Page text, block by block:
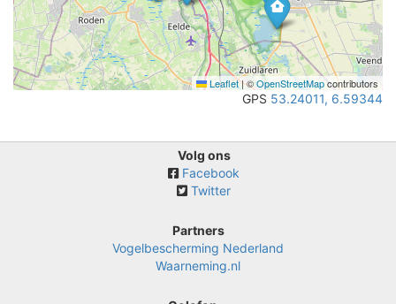
Leaflet|©OpenStreetMapcontributors
GPS 53.24011, 6.59344
Volg ons
Facebook
Twitter
Partners
Vogelbescherming Nederland
Waarneming.nl